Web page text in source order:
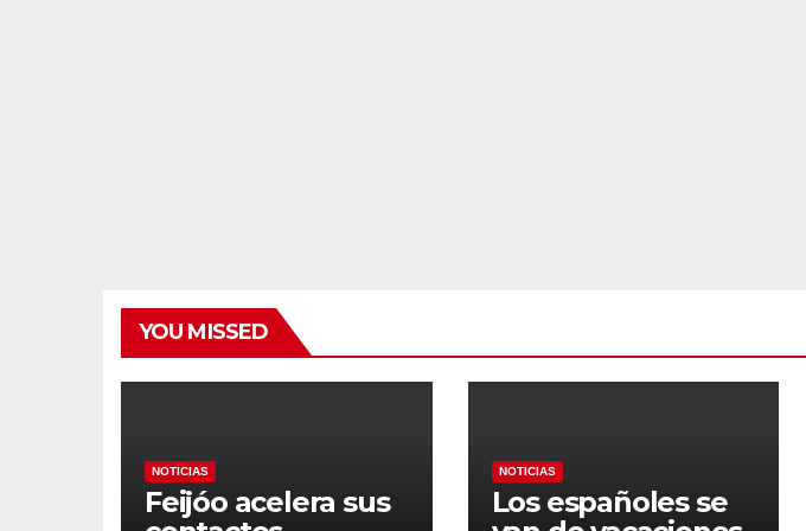
YOU MISSED
NOTICIAS
Feijóo acelera sus
NOTICIAS
Los españoles se